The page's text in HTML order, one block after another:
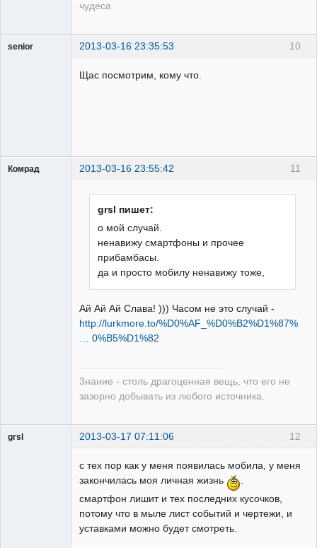
чудеса
10
senior 2013-03-16 23:35:53
Щас посмотрим, кому что.
11
Комрад 2013-03-16 23:55:42
grsl пишет:
о мой случай.
ненавижу смартфоны и прочее
прибамбасы.
да и просто мобилу ненавижу тоже,
Ай Ай Ай Слава! ))) Часом не это случай -
http://lurkmore.to/%D0%AF_%D0%B2%D1%87%
… 0%B5%D1%82
3нание - столь драгоценная вещь, что его не
зазорно добывать из любого источника.
12
grsl 2013-03-17 07:11:06
с тех пор как у меня появилась мобила, у меня
закончилась моя личная жизнь
смартфон лишит и тех последних кусочков,
потому что в мыле лист событий и чертежи, и
уставками можно будет смотреть.